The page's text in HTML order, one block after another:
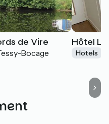
de Vire
Bocage
Hôtel
Hotels